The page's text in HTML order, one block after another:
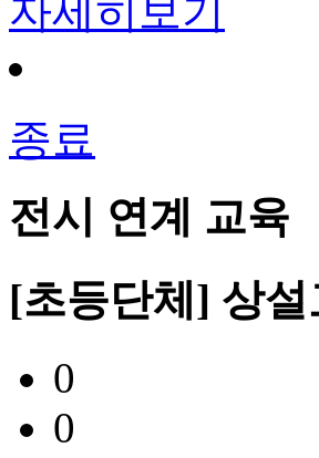
자세히보기
종료
전시 연계 교육
[초등단체] 상
0
0